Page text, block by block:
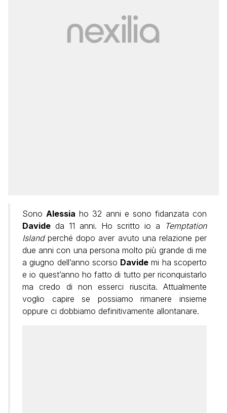
SonoAlessia ho 32 anni e sono fidanzata con
Davide da 11 anni. Ho scritto io a
Temptation
Islandperché dopo aver avuto una relazione per
due anni con una persona molto più grande di me
a giugno dell’anno scorso Davide mi ha scoperto
e io quest’anno ho fatto di tutto per riconquistarlo
ma credo di non esserci riuscita. Attualmente
voglio capire se possiamo rimanere insieme
oppure ci dobbiamo definitivamente allontanare.